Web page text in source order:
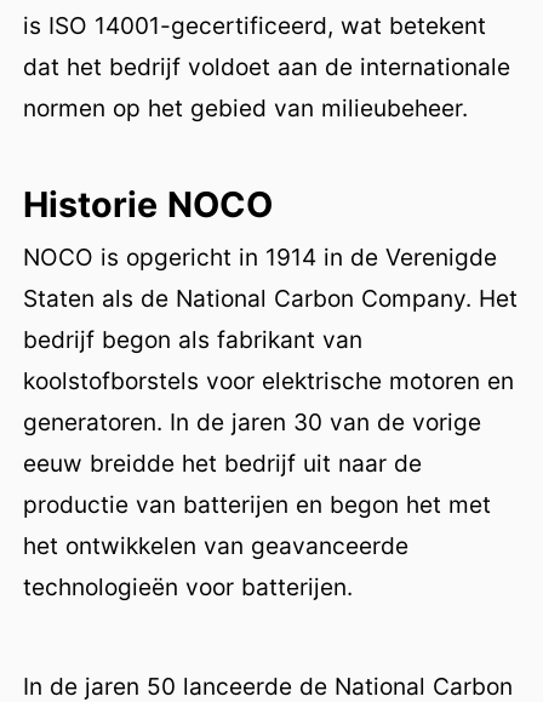
is ISO 14001-gecertificeerd, wat betekent
dat het bedrijf voldoet aan de internationale
normen op het gebied van milieubeheer.
Historie NOCO
NOCO is opgericht in 1914 in de Verenigde
Staten als de National Carbon Company. Het
bedrijf begon als fabrikant van
koolstofborstels voor elektrische motoren en
generatoren. In de jaren 30 van de vorige
eeuw breidde het bedrijf uit naar de
productie van batterijen en begon het met
het ontwikkelen van geavanceerde
technologieën voor batterijen.
In de jaren 50 lanceerde de National Carbon